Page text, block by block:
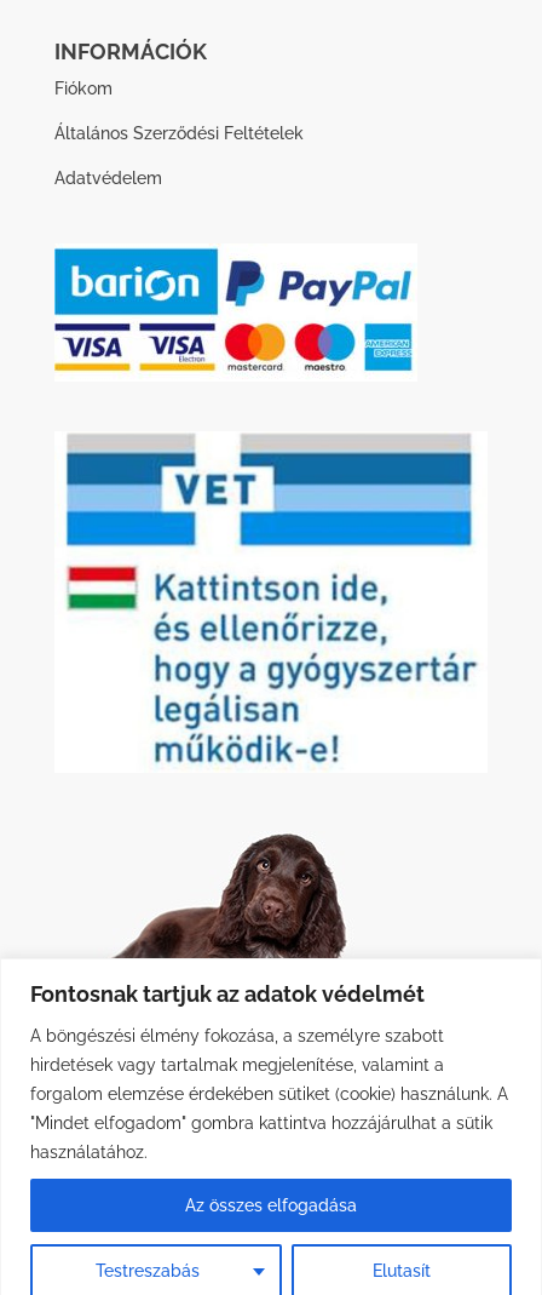
Fontosnak tartjuk az adatok védelmét
A böngészési élmény fokozása, a személyre szabott
hirdetések vagy tartalmak megjelenítése, valamint a
forgalom elemzése érdekében sütiket (cookie) használunk. A
"Mindet elfogadom" gombra kattintva hozzájárulhat a sütik
használatához.
Testreszabás Elutasít
Az összes elfogadása
INFORMÁCIÓK
Fiókom
Általános Szerződési Feltételek
Adatvédelem